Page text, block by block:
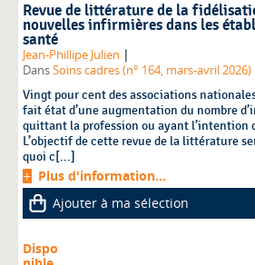
Revue de littérature de la
nouvelles infirmières dans les
santé
Jean-Phillipe Julien |
DansSoins cadres (n° 164, mars-avril 2026)
Vingt pour cent des associations
fait état d’une augmentation du nombre
quittant la profession ou ayant l’intention
L’objectif de cette revue de la littérature
quoi c[...]
Plus d'information...
Ajouter à ma sélection
Dispo